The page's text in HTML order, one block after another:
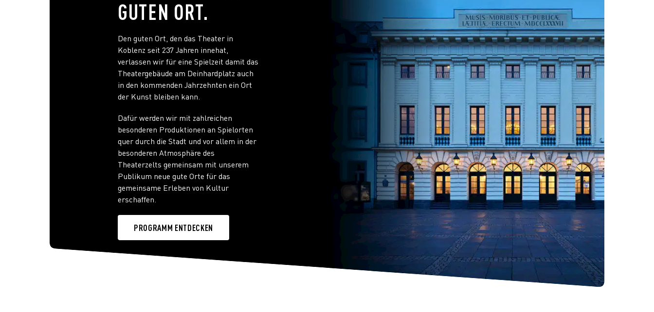
GUTEN ORT.
Den guten Ort, den das Theater in
Koblenz seit 237 Jahren innehat,
verlassen wir für eine Spielzeit damit das
Theatergebäude am Deinhardplatz auch
in den kommenden Jahrzehnten ein Ort
der Kunst bleiben kann.
Dafür werden wir mit zahlreichen
besonderen Produktionen an Spielorten
quer durch die Stadt und vor allem in der
besonderen Atmosphäre des
Theaterzelts gemeinsam mit unserem
Publikum neue gute Orte für das
gemeinsame Erleben von Kultur
erschaffen.
PROGRAMM ENTDECKEN